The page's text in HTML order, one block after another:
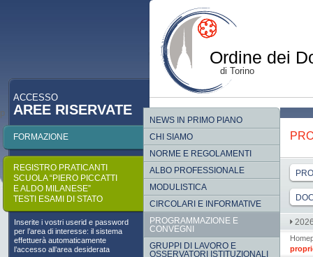
Ordine dei
di Torino
p
NEWS IN PRIMO PIANO
CHI SIAMO
NORME E REGOLAMENTI
ALBO PROFESSIONALE
MODULISTICA
CIRCOLARI E INFORMATIVE
PROGRAMMAZIONE E
CONVEGNI
GRUPPI DI LAVORO E
OSSERVATORI ISTITUZIONALI
ACCESSO
AREE RISERVATE
FORMAZIONE
REGISTRO PRATICANTI
SCUOLA “PIERO PICCATTI
E ALDO MILANESE”
TESTI ESAMI DI STATO
Inserite i vostri userid e password
per l’area di interesse: il sistema
effettuerà automaticamente
l’accesso all’area desiderata